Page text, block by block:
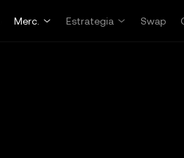
Merc. Estrategia Swap